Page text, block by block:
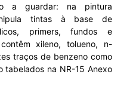
a guardar: na pintura
tintas à base de
primers, fundos e
xileno, tolueno, n-
traços de benzeno como
tabelados na NR-15 Anexo